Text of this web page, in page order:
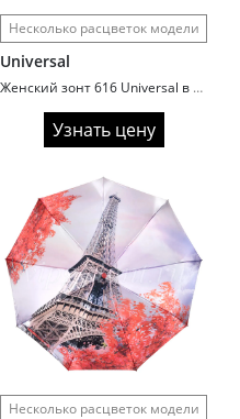
Несколько расцветок модели
Universal
Женский зонт 616 Universal в три сложения серебро внутри
Узнать цену
Несколько расцветок модели